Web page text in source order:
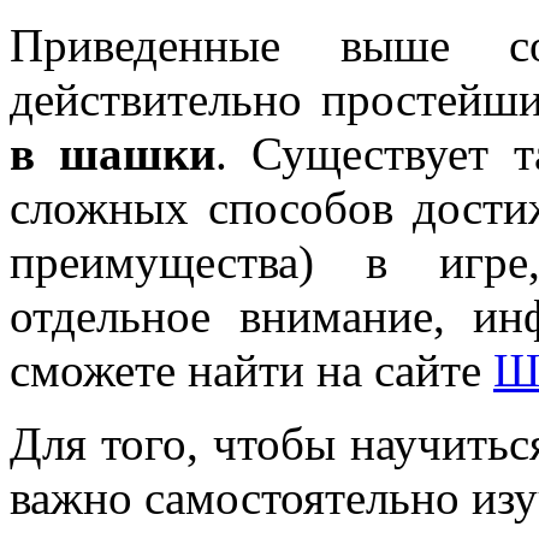
Приведенные выше
действительно
в шашки. Существует
сложных способов
преимущества) в
отдельное внимание,
сможете найти на сайте
Для того, чтобы
важно самостоятельно